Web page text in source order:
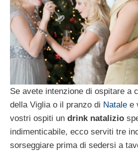
Se avete intenzione di ospitare a
della Viglia o il pranzo di Natale e
vostri ospiti un drink natalizio
indimenticabile, ecco serviti tre
sorseggiare prima di sedersi a